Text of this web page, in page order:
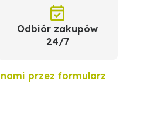
Odbiór zakupów
24/7
przez formularz